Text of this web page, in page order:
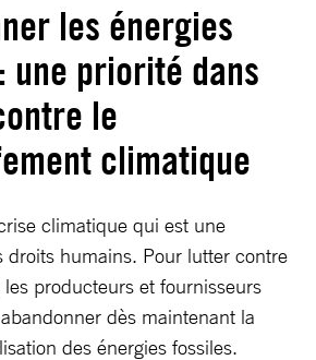
les énergies
une priorité dans
le
climatique
climatique qui est une
droits humains. Pour lutter contre
producteurs et fournisseurs
dès maintenant la
des énergies fossiles.